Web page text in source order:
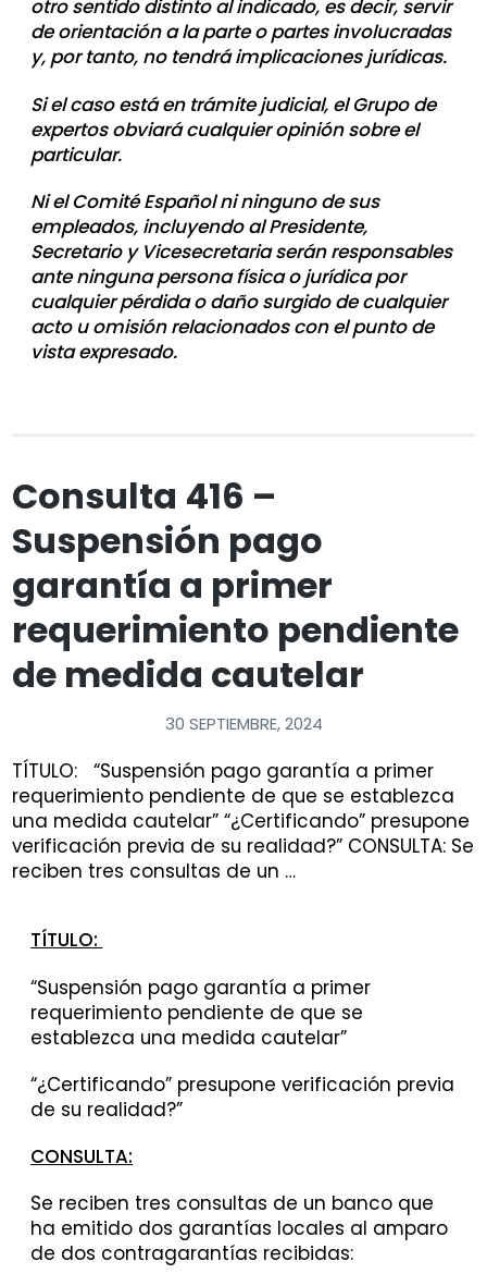
otro sentido distinto al indicado, es decir, servir
de orientación a la parte o partes involucradas
y, por tanto, no tendrá implicaciones jurídicas.
Si el caso está en trámite judicial, el Grupo de
expertos obviará cualquier opinión sobre el
particular.
Ni el Comité Español ni ninguno de sus
empleados, incluyendo al Presidente,
Secretario y Vicesecretaria serán responsables
ante ninguna persona física o jurídica por
cualquier pérdida o daño surgido de cualquier
acto u omisión relacionados con el punto de
vista expresado.
Consulta 416 –
Suspensión pago
garantía a primer
requerimiento pendiente
de medida cautelar
30 SEPTIEMBRE, 2024
TÍTULO: “Suspensión pago garantía a primer
requerimiento pendiente de que se establezca
una medida cautelar” “¿Certificando” presupone
verificación previa de su realidad?” CONSULTA: Se
reciben tres consultas de un …
TÍTULO:
“Suspensión pago garantía a primer
requerimiento pendiente de que se
establezca una medida cautelar”
“¿Certificando” presupone verificación previa
de su realidad?”
CONSULTA:
Se reciben tres consultas de un banco que
ha emitido dos garantías locales al amparo
de dos contragarantías recibidas: